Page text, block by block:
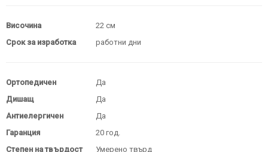
Височина
22 см
Срок за изработка
работни дни
Ортопедичен
Да
Дишащ
Да
Антиелергичен
Да
Гаранция
20 год.
Степен на твърдост
Умерено твърд